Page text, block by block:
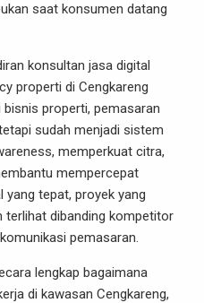
saat konsumen datang
konsultan jasa digital
properti di Cengkareng
properti, pemasaran
sudah menjadi sistem
memperkuat citra,
mempercepat
yang tepat, proyek yang
terlihat dibanding kompetitor
pemasaran.
lengkap bagaimana
di kawasan Cengkareng,